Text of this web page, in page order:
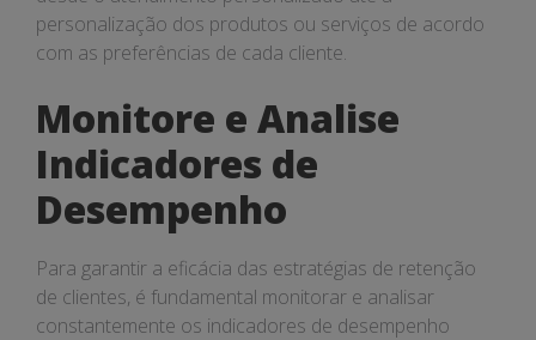
personalização dos produtos ou serviços de acordo
com as preferências de cada cliente.
Monitore e Analise
Indicadores de
Desempenho
Para garantir a eficácia das estratégias de retenção
de clientes, é fundamental monitorar e analisar
constantemente os indicadores de desempenho